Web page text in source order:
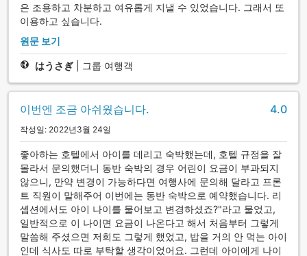
은 조용하고 차분하고 여유롭게 지낼 수 있었습니다. 그래서 또
이용하고 싶습니다.
원문 보기
はうさぎ 그룹 여행객
이번엔 조금 아쉬웠습니다. 4.0
작성일: 2022년3월 24일
좋아하는 호텔에서 아이를 데리고 숙박했는데, 호텔 규정을 잘
몰라서 문의했더니 동반 숙박의 경우 어린이 요금이 부과되지
않으니, 만약 변경이 가능하다면 여행사에 문의해 달라고 프론
트 직원이 말해주어 이번에는 동반 숙박으로 예약했습니다. 리
셉션에서도 아이 나이를 물어보고 변경하셨죠?"라고 물었고,
일반적으로 이 나이면 요금이 나온다고 해서 처음부터 그렇게
말씀해 주셨으면 저희도 그렇게 했었고, 밥을 거의 안 먹는 아이
인데 식사도 따로 부탁할 생각이었어요. 그런데 아이에게 나이